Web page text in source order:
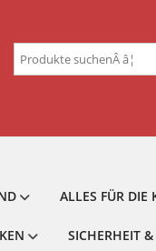
Suchen
nach:
ALLES FÜR DIE
SICHERHEIT